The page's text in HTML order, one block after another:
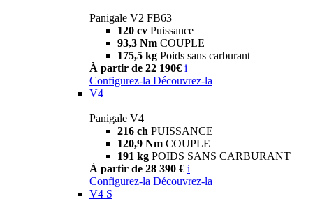
Panigale V2 FB63
120 cv Puissance
93,3 Nm COUPLE
175,5 kg Poids sans carburant
À partir de 22 190€ i
Configurez-la Découvrez-la
V4
Panigale V4
216 ch PUISSANCE
120,9 Nm COUPLE
191 kg POIDS SANS CARBURANT
À partir de 28 390 € i
Configurez-la Découvrez-la
V4 S